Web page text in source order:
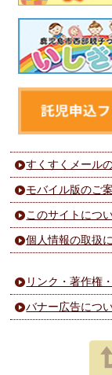
すくすくメール
モバイル版のご
このサイトにつ
個人情報の取扱
リンク・著作権
バナー広告につ